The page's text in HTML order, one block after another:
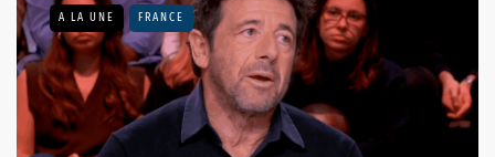
A LA UNE FRANCE